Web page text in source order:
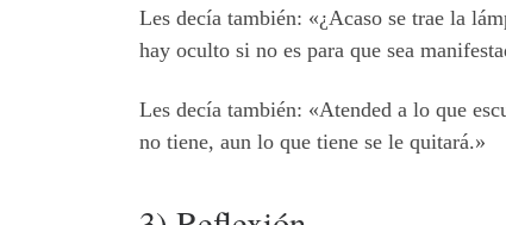
Les decía también: «¿Acaso se trae la
hay oculto si no es para que sea
Les decía también: «Atended a lo que
no tiene, aun lo que tiene se le quitará.»